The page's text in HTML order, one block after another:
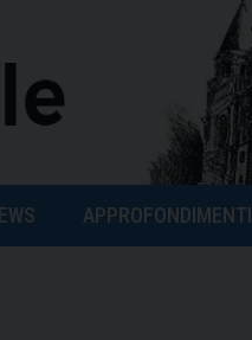
APPROFONDIMENTI